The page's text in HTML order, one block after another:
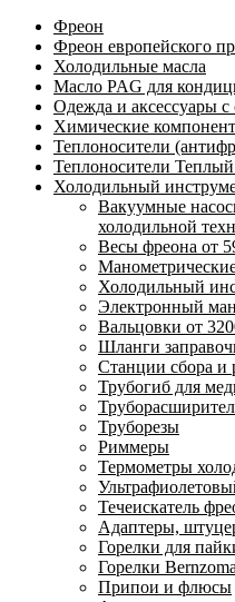
Фреон
Фреон европейского
Холодильные масла
Масло PAG для
Одежда и аксессуары
Химические
Теплоносители
Теплоносители
Холодильный
Вакуумные
холодильной
Весы фреона от
Холодильный
Электронный
Вальцовки от
Шланги
Станции сбора и
Трубогиб для
Труборезы
Риммеры
Термометры
Течеискатель
Адаптеры,
Горелки для
Горелки
Припои и флюсы